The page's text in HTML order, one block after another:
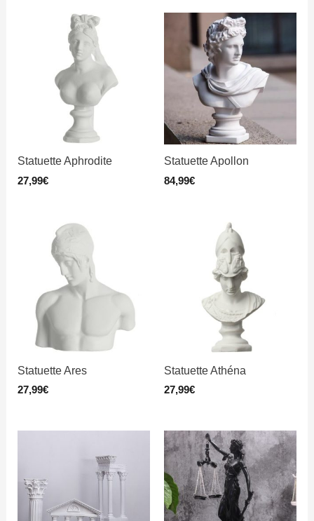
Statuette Aphrodite
27,99€
Statuette Apollon
84,99€
Statuette Ares
27,99€
Statuette Athéna
27,99€